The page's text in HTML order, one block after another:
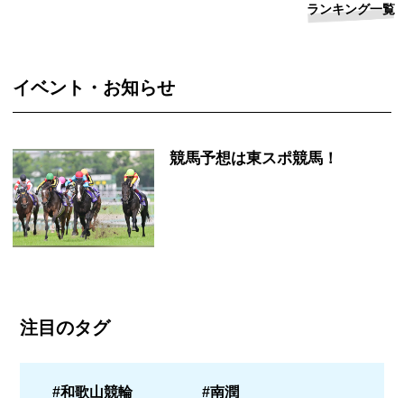
ランキング一覧
イベント・お知らせ
競馬予想は東スポ競馬！
注目のタグ
#和歌山競輪 #南潤